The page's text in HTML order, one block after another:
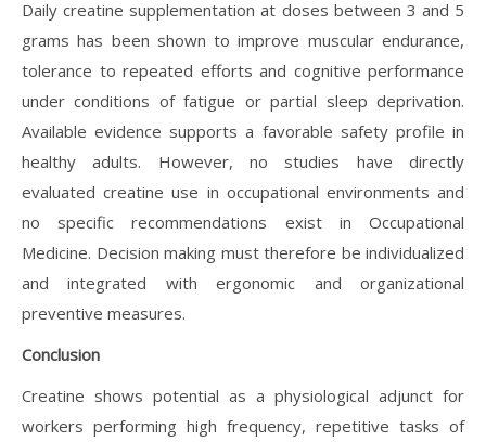
Daily creatine supplementation at doses between 3 and 5
grams has been shown to improve muscular endurance,
tolerance to repeated efforts and cognitive performance
under conditions of fatigue or partial sleep deprivation.
Available evidence supports a favorable safety profile in
healthy adults. However, no studies have directly
evaluated creatine use in occupational environments and
no specific recommendations exist in Occupational
Medicine. Decision making must therefore be individualized
and integrated with ergonomic and organizational
preventive measures.
Conclusion
Creatine shows potential as a physiological adjunct for
workers performing high frequency, repetitive tasks of